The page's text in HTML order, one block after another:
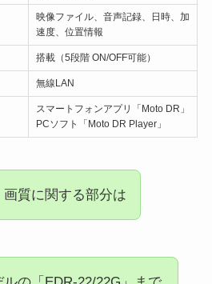
映像ファイル、音声記録、日時、加
速度、位置情報
搭載（5段階 ON/OFF可能）
無線LAN
スマートフォンアプリ「Moto DR」
PCソフト「Moto DR Player」
画質に関する部分は